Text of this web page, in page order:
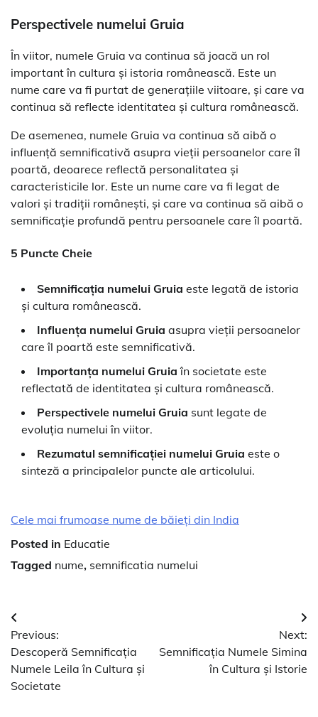
Perspectivele numelui Gruia
În viitor, numele Gruia va continua să joacă un rol
important în cultura și istoria românească. Este un
nume care va fi purtat de generațiile viitoare, și care va
continua să reflecte identitatea și cultura românească.
De asemenea, numele Gruia va continua să aibă o
influență semnificativă asupra vieții persoanelor care îl
poartă, deoarece reflectă personalitatea și
caracteristicile lor. Este un nume care va fi legat de
valori și tradiții românești, și care va continua să aibă o
semnificație profundă pentru persoanele care îl poartă.
5 Puncte Cheie
Semnificația numelui Gruia este legată de istoria
și cultura românească.
Influența numelui Gruia asupra vieții persoanelor
care îl poartă este semnificativă.
Importanța numelui Gruia în societate este
reflectată de identitatea și cultura românească.
Perspectivele numelui Gruia sunt legate de
evoluția numelui în viitor.
Rezumatul semnificației numelui Gruia este o
sinteză a principalelor puncte ale articolului.
Cele mai frumoase nume de băieți din India
Posted in Educatie
Tagged nume, semnificatia numelui
Navigare
în
articole
Previous:
Descoperă Semnificația
Numele Leila în Cultura și
Societate
Next:
Semnificația Numele Simina
în Cultura și Istorie